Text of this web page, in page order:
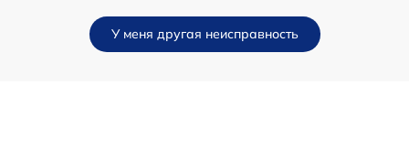
У меня другая неисправность